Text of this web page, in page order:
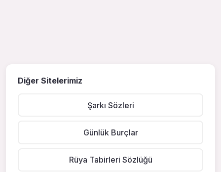
Diğer Sitelerimiz
Şarkı Sözleri
Günlük Burçlar
Rüya Tabirleri Sözlüğü